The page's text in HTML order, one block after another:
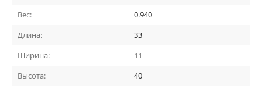
Вес:
0.940
Длина:
33
Ширина:
11
Высота:
40